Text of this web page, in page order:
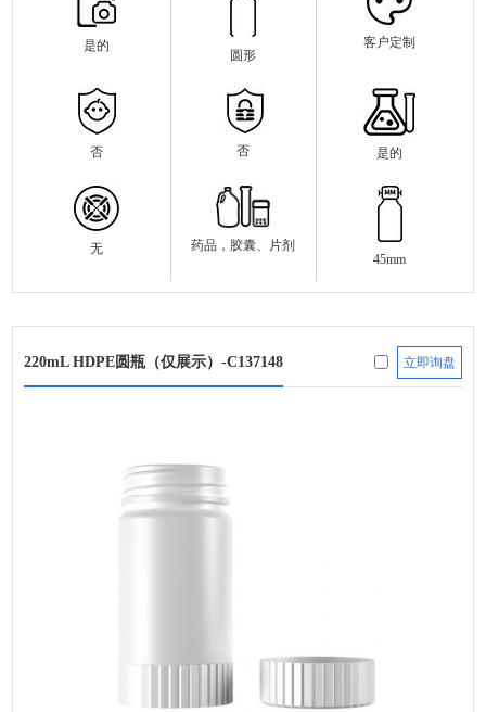
是的
圆形
客户定制
否 否 是的
无
药品，胶囊、片剂
45mm
220mL HDPE圆瓶（仅展示）-C137148 立即询盘